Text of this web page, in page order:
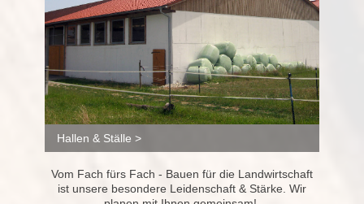
Hallen & Ställe >
Vom Fach fürs Fach - Bauen für die Landwirtschaft
ist unsere besondere Leidenschaft & Stärke. Wir